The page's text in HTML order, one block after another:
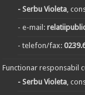
- Serbu Violeta,
- e-mail:
- telefon/fax:
Functionar responsabil
- Serbu Violeta,